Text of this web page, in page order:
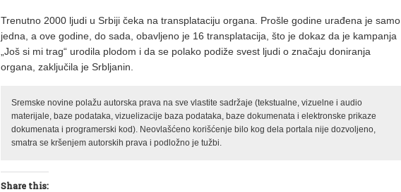
Trenutno 2000 ljudi u Srbiji čeka na transplataciju organa. Prošle godine urađena je samo
jedna, a ove godine, do sada, obavljeno je 16 transplatacija, što je dokaz da je kampanja
„Još si mi trag“ urodila plodom i da se polako podiže svest ljudi o značaju doniranja
organa, zaključila je Srbljanin.
Sremske novine polažu autorska prava na sve vlastite sadržaje (tekstualne, vizuelne i audio
materijale, baze podataka, vizuelizacije baza podataka, baze dokumenata i elektronske prikaze
dokumenata i programerski kod). Neovlašćeno korišćenje bilo kog dela portala nije dozvoljeno,
smatra se kršenjem autorskih prava i podložno je tužbi.
Share this: